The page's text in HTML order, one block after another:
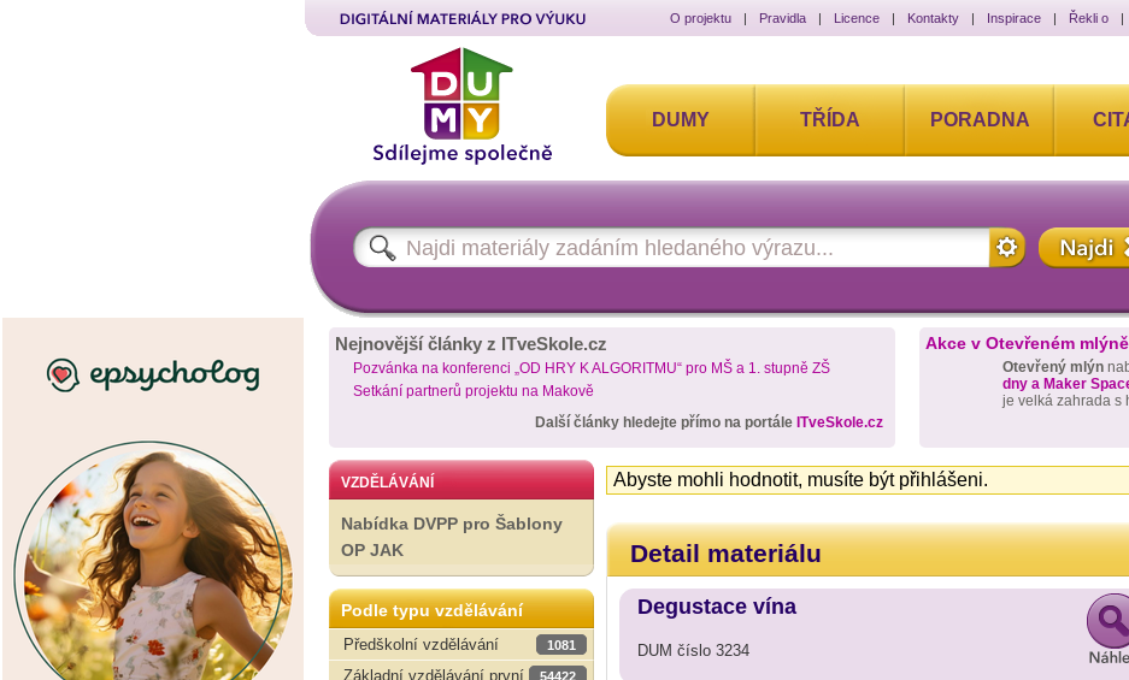
O projektu | Pravidla | Licence | Kontakty | Inspirace | Řekli o |
DUMY TŘÍDA PORADNA
Nejnovější články z ITveSkole.cz
Pozvánka na konferenci „OD HRY K ALGORITMU“ pro MŠ a 1. stupně ZŠ
Setkání partnerů projektu na Makově
Další články hledejte přímo na portále ITveSkole.cz
Akce v Otevřeném mlýně
Otevřený mlýn
dny a Maker
je velká zahrada s
VZDĚLÁVÁNÍ
Nabídka DVPP pro Šablony
OP JAK
Podle typu vzdělávání
Předškolní vzdělávání
1081
Základní vzdělávání první
54422
Abyste mohli hodnotit, musíte být přihlášeni.
Detail materiálu
Degustace vína
DUM číslo 3234